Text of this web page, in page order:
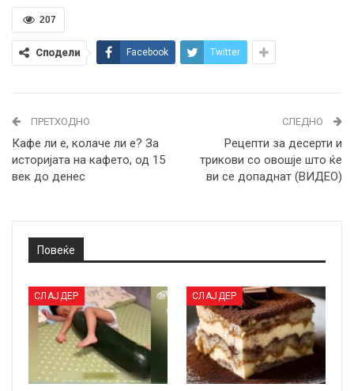
207
Сподели Facebook Twitter
ПРЕТХОДНО
Кафе ли е, колаче ли е? За
историјата на кафето, од 15
век до денес
СЛЕДНО
Рецепти за десерти и
трикови со овошје што ќе
ви се допаднат (ВИДЕО)
Повеќе
СЛАЈДЕР СЛАЈДЕР